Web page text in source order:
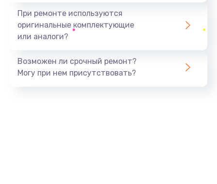
Замена материнской платы
Заказать
При ремонте используются
оригинальные комплектующие
или аналоги?
Возможен ли срочный ремонт?
Могу при нем присутствовать?